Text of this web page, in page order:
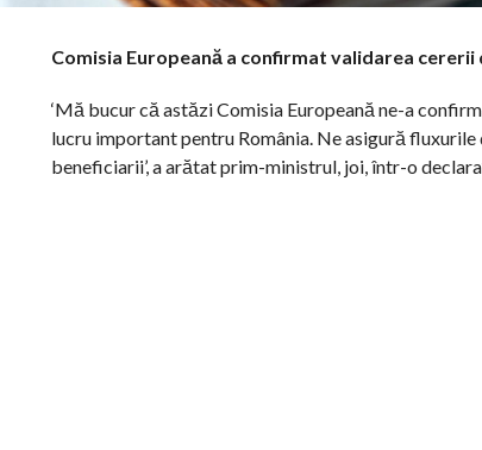
Comisia Europeană a confirmat validarea cererii
‘Mă bucur că astăzi Comisia Europeană ne-a
lucru important pentru România. Ne asigură
beneficiarii’, a arătat prim-ministrul, joi, într-o